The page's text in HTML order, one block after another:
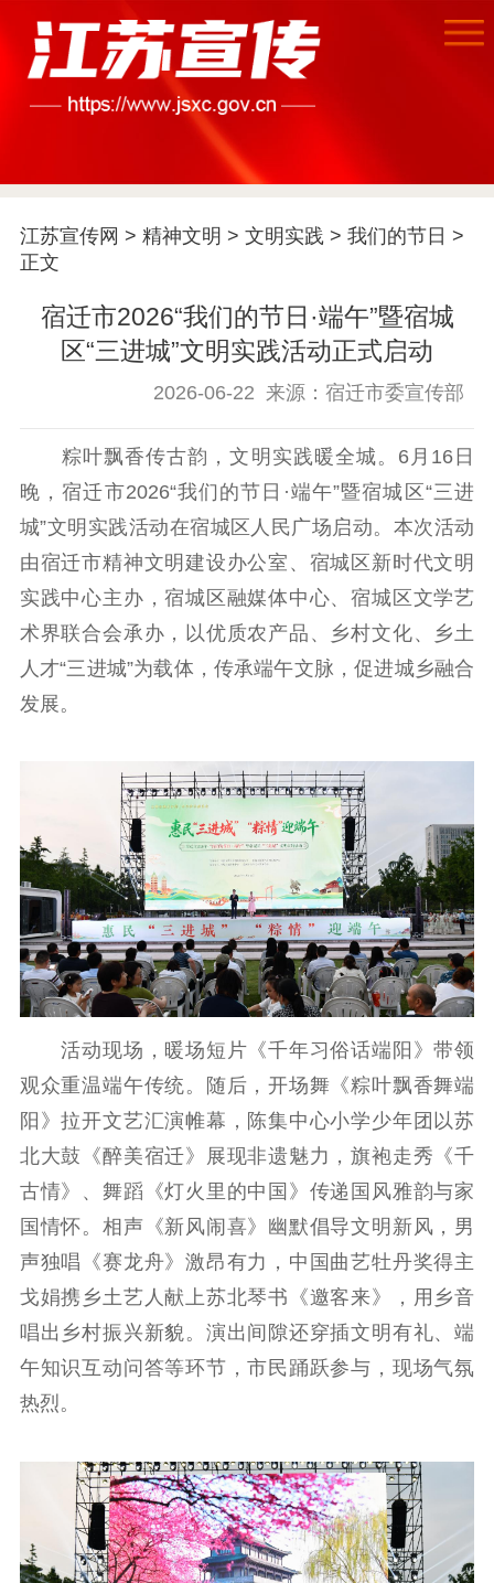
江苏要闻
公示公告
信息公开年度报
告
政策法规
工作动态
理论武装
理论学习 宣传宣讲 研究阐释
工作通知
成果集萃
江苏文脉
资料下载
新闻宣传
主题宣传 对外宣传
新闻发布
记者之家
品牌栏目
文化文艺
精神文明
文明创建 文明实践
文明培育
先进典型
社会宣传
思想政治教育 爱国主义教育
全民国防教育
红色资源保护利
新闻出版
精品出版 全民阅读
出版监管
扫黄打非
江苏宣传网 > 精神文明 > 文明实践 > 我们的节日 >
正文
宿迁市2026“我们的节日·端午”暨宿城
区“三进城”文明实践活动正式启动
2026-06-22 来源：宿迁市委宣传部
粽叶飘香传古韵，文明实践暖全城。6月16日
晚，宿迁市2026“我们的节日·端午”暨宿城区“三进
城”文明实践活动在宿城区人民广场启动。本次活动
由宿迁市精神文明建设办公室、宿城区新时代文明
实践中心主办，宿城区融媒体中心、宿城区文学艺
术界联合会承办，以优质农产品、乡村文化、乡土
人才“三进城”为载体，传承端午文脉，促进城乡融合
发展。
活动现场，暖场短片《千年习俗话端阳》带领
观众重温端午传统。随后，开场舞《粽叶飘香舞端
阳》拉开文艺汇演帷幕，陈集中心小学少年团以苏
北大鼓《醉美宿迁》展现非遗魅力，旗袍走秀《千
古情》、舞蹈《灯火里的中国》传递国风雅韵与家
国情怀。相声《新风闹喜》幽默倡导文明新风，男
声独唱《赛龙舟》激昂有力，中国曲艺牡丹奖得主
戈娟携乡土艺人献上苏北琴书《邀客来》，用乡音
唱出乡村振兴新貌。演出间隙还穿插文明有礼、端
午知识互动问答等环节，市民踊跃参与，现场气氛
热烈。